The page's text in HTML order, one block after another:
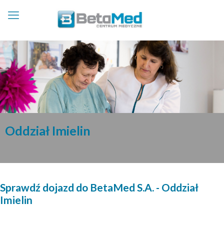
Oddział Imielin
Sprawdź dojazd do BetaMed S.A. - Oddział
Imielin